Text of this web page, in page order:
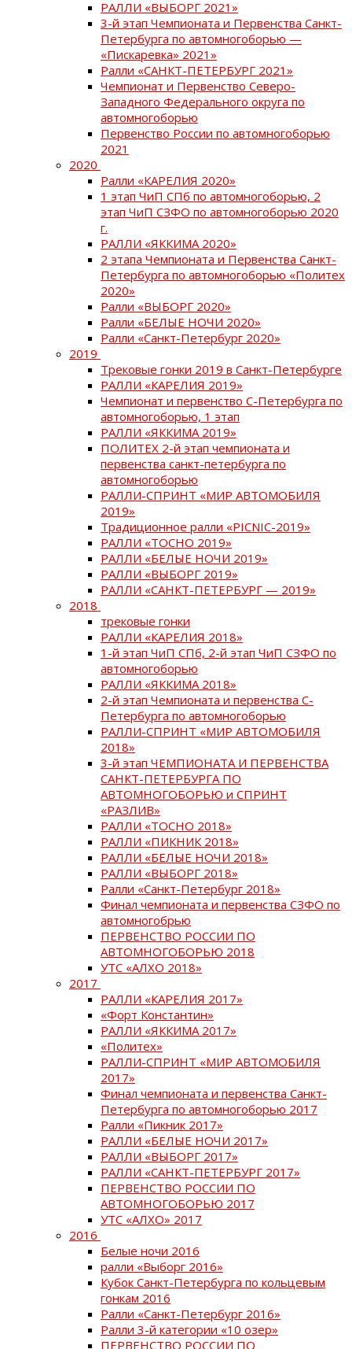
РАЛЛИ «ВЫБОРГ 2021»
3-й этап Чемпионата и Первенства Санкт-
Петербурга по автомногоборью —
«Пискаревка» 2021»
Ралли «САНКТ-ПЕТЕРБУРГ 2021»
Чемпионат и Первенство Северо-
Западного Федерального округа по
автомногоборью
Первенство России по автомногоборью
2021
2020
Ралли «КАРЕЛИЯ 2020»
1 этап ЧиП СПб по автомногоборью, 2
этап ЧиП СЗФО по автомногоборью 2020
г.
РАЛЛИ «ЯККИМА 2020»
2 этапа Чемпионата и Первенства Санкт-
Петербурга по автомногоборью «Политех
2020»
Ралли «ВЫБОРГ 2020»
Ралли «БЕЛЫЕ НОЧИ 2020»
Ралли «Санкт-Петербург 2020»
2019
Трековые гонки 2019 в Санкт-Петербурге
РАЛЛИ «КАРЕЛИЯ 2019»
Чемпионат и первенство С-Петербурга по
автомногоборью, 1 этап
РАЛЛИ «ЯККИМА 2019»
ПОЛИТЕХ 2-й этап чемпионата и
первенства санкт-петербурга по
автомногоборью
РАЛЛИ-СПРИНТ «МИР АВТОМОБИЛЯ
2019»
Традиционное ралли «PICNIC-2019»
РАЛЛИ «ТОСНО 2019»
РАЛЛИ «БЕЛЫЕ НОЧИ 2019»
РАЛЛИ «ВЫБОРГ 2019»
РАЛЛИ «САНКТ-ПЕТЕРБУРГ — 2019»
2018
трековые гонки
РАЛЛИ «КАРЕЛИЯ 2018»
1-й этап ЧиП СПб, 2-й этап ЧиП СЗФО по
автомногоборью
РАЛЛИ «ЯККИМА 2018»
2-й этап Чемпионата и первенства С-
Петербурга по автомногоборью
РАЛЛИ-СПРИНТ «МИР АВТОМОБИЛЯ
2018»
3-й этап ЧЕМПИОНАТА И ПЕРВЕНСТВА
САНКТ-ПЕТЕРБУРГА ПО
АВТОМНОГОБОРЬЮ и СПРИНТ
«РАЗЛИВ»
РАЛЛИ «ТОСНО 2018»
РАЛЛИ «ПИКНИК 2018»
РАЛЛИ «БЕЛЫЕ НОЧИ 2018»
РАЛЛИ «ВЫБОРГ 2018»
Ралли «Санкт-Петербург 2018»
Финал чемпионата и первенства СЗФО по
автомногобрью
ПЕРВЕНСТВО РОССИИ ПО
АВТОМНОГОБОРЬЮ 2018
УТС «АЛХО 2018»
2017
РАЛЛИ «КАРЕЛИЯ 2017»
«Форт Константин»
РАЛЛИ «ЯККИМА 2017»
«Политех»
РАЛЛИ-СПРИНТ «МИР АВТОМОБИЛЯ
2017»
Финал чемпионата и первенства Санкт-
Петербурга по автомногоборью 2017
Ралли «Пикник 2017»
РАЛЛИ «БЕЛЫЕ НОЧИ 2017»
РАЛЛИ «ВЫБОРГ 2017»
РАЛЛИ «САНКТ-ПЕТЕРБУРГ 2017»
ПЕРВЕНСТВО РОССИИ ПО
АВТОМНОГОБОРЬЮ 2017
УТС «АЛХО» 2017
2016
Белые ночи 2016
ралли «Выборг 2016»
Кубок Санкт-Петербурга по кольцевым
гонкам 2016
Ралли «Санкт-Петербург 2016»
Ралли 3-й категории «10 озер»
ПЕРВЕНСТВО РОССИИ ПО